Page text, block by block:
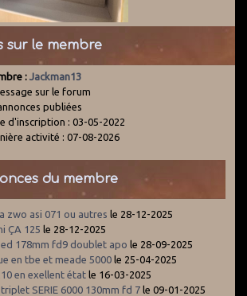
sur le membre
: Jackman13
sur le forum
publiées
d'inscription : 03-05-2022
activité : 07-08-2026
du membre
zwo asi 071 ou autres le 28-12-2025
ÇA 125 le 28-12-2025
178mm fd9 doublet apo le 28-09-2025
en tbe et meade 5000 le 25-04-2025
en exellent état le 16-03-2025
SERIE 6000 130mm fd 7 le 09-01-2025